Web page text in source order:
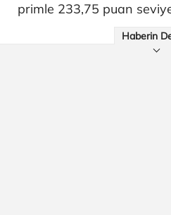
primle 233,75 puan
Haberin